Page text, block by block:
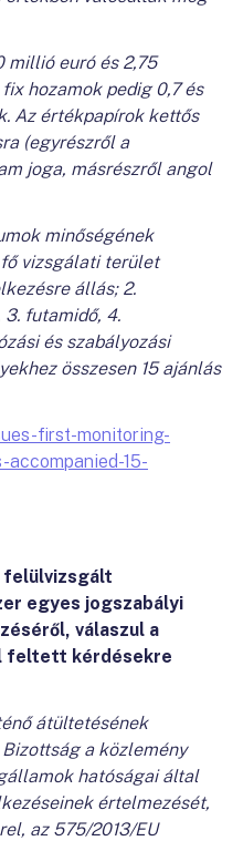
millió euró és 2,75
hozamok pedig 0,7 és
Az értékpapírok kettős
(egyrészről a
joga, másrészről angol
minőségének
vizsgálati terület
állás; 2.
futamidő, 4.
és szabályozási
összesen 15 ajánlás
first-monitoring-
15-
felülvizsgált
egyes jogszabályi
válaszul a
feltett kérdésekre
átültetésének
a közlemény
hatóságai által
értelmezését,
az 575/2013/EU